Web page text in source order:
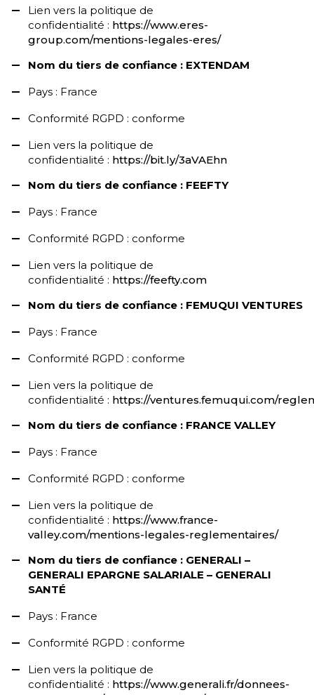
Lien vers la politique de
confidentialité : https://www.eres-
group.com/mentions-legales-eres/
Nom du tiers de confiance : EXTENDAM
Pays : France
Conformité RGPD : conforme
Lien vers la politique de
confidentialité : https://bit.ly/3aVAEhn
Nom du tiers de confiance : FEEFTY
Pays : France
Conformité RGPD : conforme
Lien vers la politique de
confidentialité : https://feefty.com
Nom du tiers de confiance : FEMUQUI VENTURES
Pays : France
Conformité RGPD : conforme
Lien vers la politique de
confidentialité : https://ventures.femuqui.com/
Nom du tiers de confiance : FRANCE VALLEY
Pays : France
Conformité RGPD : conforme
Lien vers la politique de
confidentialité : https://www.france-
valley.com/mentions-legales-reglementaires/
Nom du tiers de confiance : GENERALI –
GENERALI EPARGNE SALARIALE – GENERALI
SANTÉ
Pays : France
Conformité RGPD : conforme
Lien vers la politique de
confidentialité : https://www.generali.fr/donnees-